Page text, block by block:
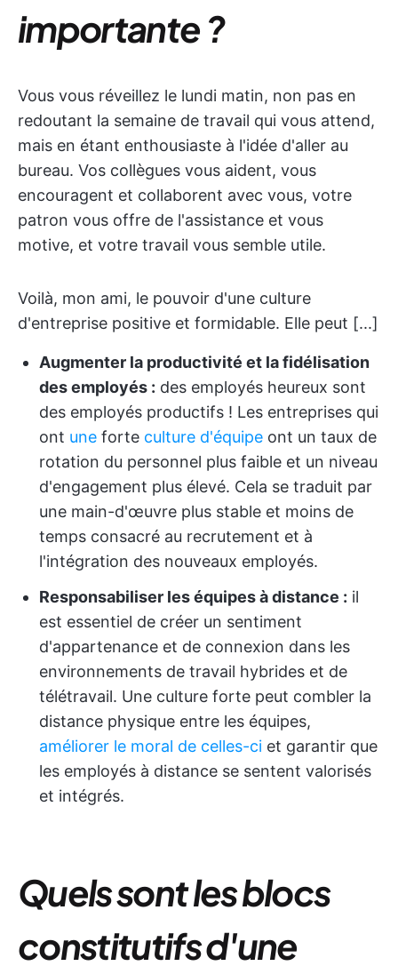
importante ?
Vous vous réveillez le lundi matin, non pas en
redoutant la semaine de travail qui vous attend,
mais en étant enthousiaste à l'idée d'aller au
bureau. Vos collègues vous aident, vous
encouragent et collaborent avec vous, votre
patron vous offre de l'assistance et vous
motive, et votre travail vous semble utile.
Voilà, mon ami, le pouvoir d'une culture
d'entreprise positive et formidable. Elle peut [...]
Augmenter la productivité et la fidélisation
des employés : des employés heureux sont
des employés productifs ! Les entreprises qui
ont une forte culture d'équipe ont un taux de
rotation du personnel plus faible et un niveau
d'engagement plus élevé. Cela se traduit par
une main-d'œuvre plus stable et moins de
temps consacré au recrutement et à
l'intégration des nouveaux employés.
Responsabiliser les équipes à distance : il
est essentiel de créer un sentiment
d'appartenance et de connexion dans les
environnements de travail hybrides et de
télétravail. Une culture forte peut combler la
distance physique entre les équipes,
améliorer le moral de celles-ci et garantir que
les employés à distance se sentent valorisés
et intégrés.
Quels sont les blocs
constitutifs d'une